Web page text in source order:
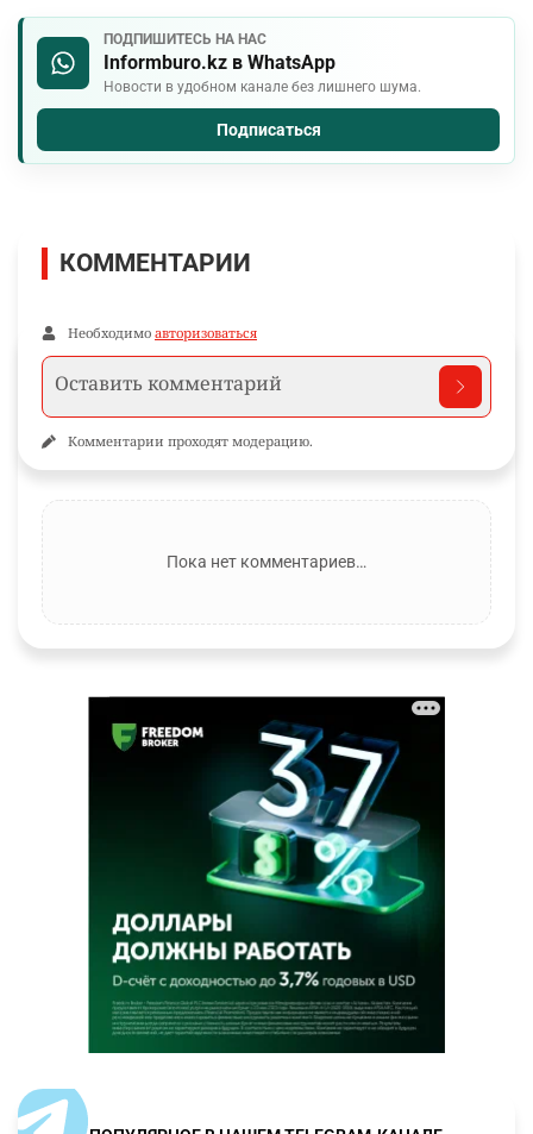
ПОДПИШИТЕСЬ НА НАС
Informburo.kz в WhatsApp
Новости в удобном канале без лишнего шума.
Подписаться
КОММЕНТАРИИ
Необходимо авторизоваться
Комментарии проходят модерацию.
Пока нет комментариев…